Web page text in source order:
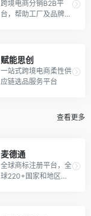
跨境电商分销B2B平
台，帮助工厂及品牌供
赋能思创
一站式跨境电商柔性供
应链选品服务平台
查看更多
麦德通
全球商标注册平台，全
球220+国家和地区均